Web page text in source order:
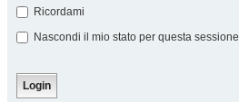
Ricordami
Nascondi il mio stato per questa sessione